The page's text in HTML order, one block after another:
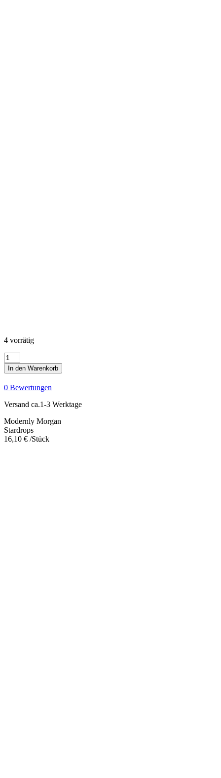
4 vorrätig
Stardrops
Menge
In den Warenkorb
0 Bewertungen
Versand ca.1-3 Werktage
Modernly Morgan
Stardrops
16,10 € /Stück